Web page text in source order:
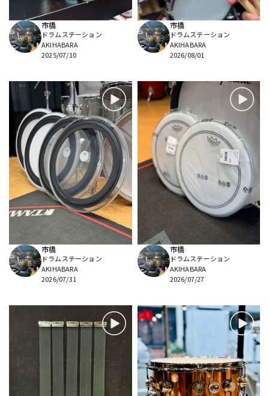
市橋
ドラムステーション
AKIHABARA
2025/07/10
市橋
ドラムステーション
AKIHABARA
2026/08/01
市橋
ドラムステーション
AKIHABARA
2026/07/31
市橋
ドラムステーション
AKIHABARA
2026/07/27